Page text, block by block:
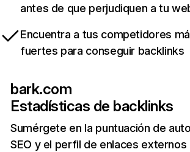
antes de que perjudiquen a tu
Encuentra a tus competidores
fuertes para conseguir backlinks
bark.com
Estadísticas de backlinks
Sumérgete en la puntuación de
SEO y el perfil de enlaces externos